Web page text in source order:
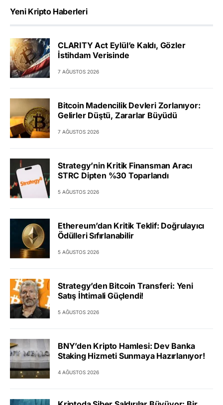
Yeni Kripto Haberleri
CLARITY Act Eylül’e Kaldı, Gözler
İstihdam Verisinde
7 AĞUSTOS 2026
Bitcoin Madencilik Devleri Zorlanıyor:
Gelirler Düştü, Zararlar Büyüdü
7 AĞUSTOS 2026
Strategy’nin Kritik Finansman Aracı
STRC Dipten %30 Toparlandı
5 AĞUSTOS 2026
Ethereum’dan Kritik Teklif: Doğrulayıcı
Ödülleri Sıfırlanabilir
5 AĞUSTOS 2026
Strategy’den Bitcoin Transferi: Yeni
Satış İhtimali Güçlendi!
5 AĞUSTOS 2026
BNY’den Kripto Hamlesi: Dev Banka
Staking Hizmeti Sunmaya Hazırlanıyor!
4 AĞUSTOS 2026